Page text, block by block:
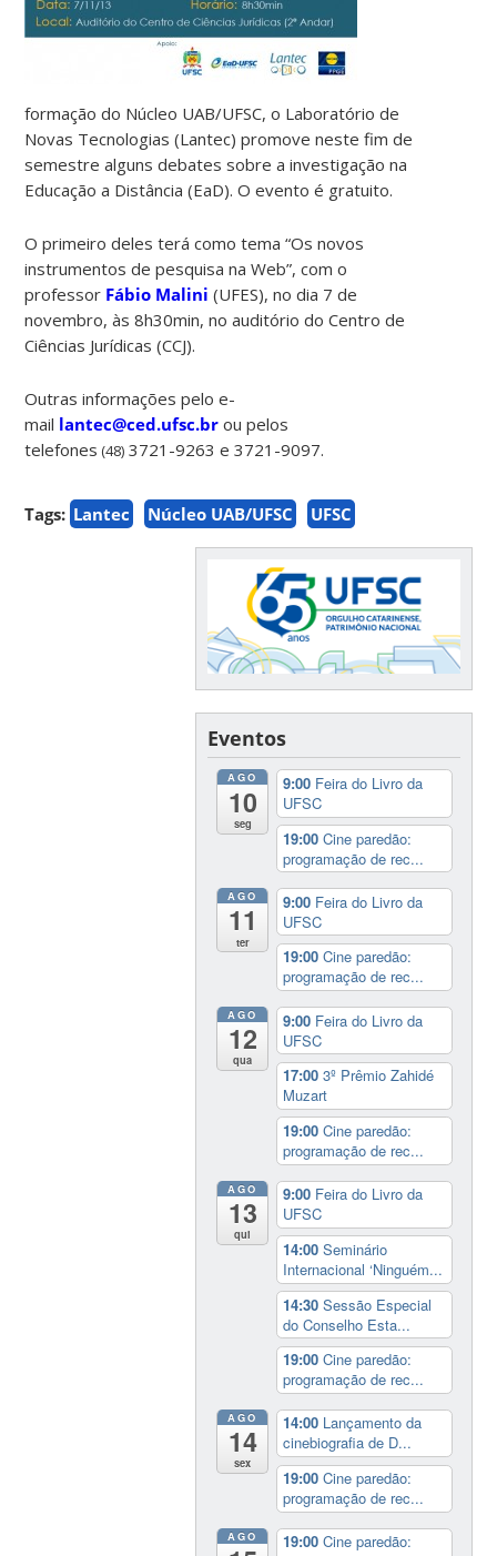
formação do Núcleo UAB/UFSC, o Laboratório de
Novas Tecnologias (Lantec) promove neste fim de
semestre alguns debates sobre a investigação na
Educação a Distância (EaD). O evento é gratuito.
O primeiro deles terá como tema “Os novos
instrumentos de pesquisa na Web”, com o
professor Fábio Malini (UFES), no dia 7 de
novembro, às 8h30min, no auditório do Centro de
Ciências Jurídicas (CCJ).
Outras informações pelo e-
mail lantec@ced.ufsc.br ou pelos
telefones (48) 3721-9263 e 3721-9097.
Tags: Lantec Núcleo UAB/UFSC UFSC
Eventos
AGO
10
seg
9:00 Feira do Livro da
UFSC
19:00Cine paredão:
programação de rec...
AGO
11
ter
9:00 Feira do Livro da
UFSC
19:00Cine paredão:
programação de rec...
AGO
12
qua
9:00 Feira do Livro da
UFSC
17:003º Prêmio Zahidé
Muzart
19:00Cine paredão:
programação de rec...
AGO
13
qui
9:00 Feira do Livro da
UFSC
14:00Seminário
Internacional ‘Ninguém...
14:30Sessão Especial
do Conselho Esta...
19:00Cine paredão:
programação de rec...
AGO
14
sex
14:00 Lançamento da
cinebiografia de D...
19:00Cine paredão:
programação de rec...
AGO 19:00Cine paredão: